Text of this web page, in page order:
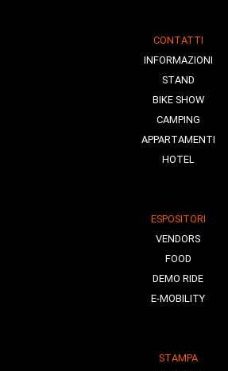
CONTATTI
INFORMAZIONI
STAND
BIKE SHOW
CAMPING
APPARTAMENTI
HOTEL
ESPOSITORI
VENDORS
FOOD
DEMO RIDE
E-MOBILITY
STAMPA